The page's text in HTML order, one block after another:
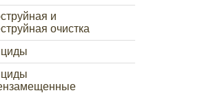
и
очистка